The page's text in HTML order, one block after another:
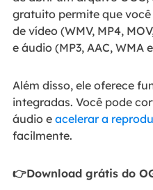
gratuito permite que
de vídeo (WMV, MP4,
e áudio (MP3, AAC, WMA
Além disso, ele oferece
integradas. Você pode
áudio e acelerar a
facilmente.
👉Download grátis do
